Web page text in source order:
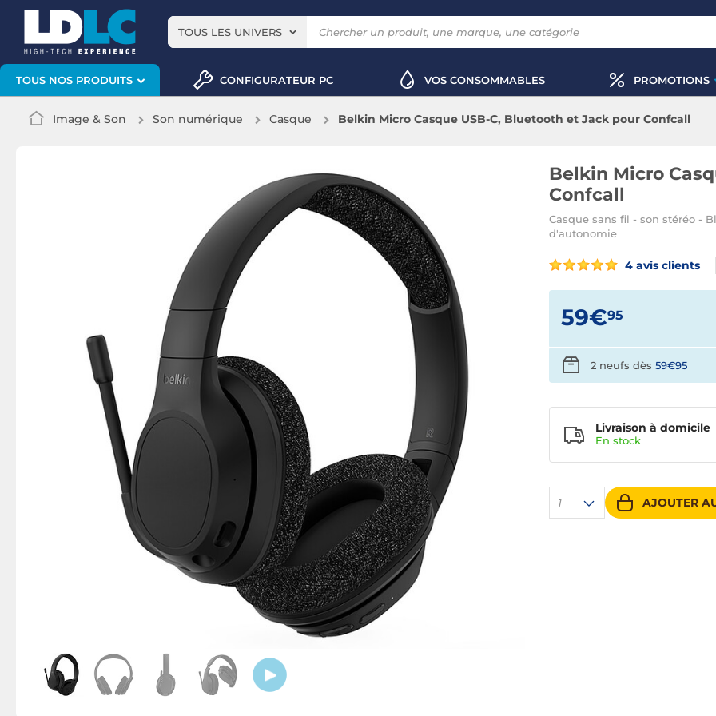
TOUS LES UNIVERS
TOUS NOS PRODUITS CONFIGURATEUR PC VOS CONSOMMABLES PROMOTIONS
Image & Son Son numérique Casque Belkin Micro Casque USB-C, Bluetooth et Jack pour Confcall
Belkin Micro
Confcall
Casque sans fil - son stéréo -
d'autonomie
4 avis clients
59€95
1 AJOUTER
Livraison à domicile
En stock
2 neufs dès 59€95